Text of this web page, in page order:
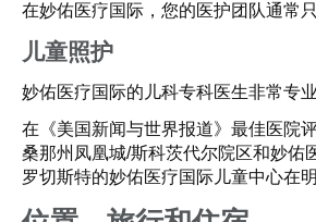
在妙佑医疗国际，您的医护团队通常
儿童照护
妙佑医疗国际的儿科专科医生非常专
在《美国新闻与世界报道》最佳医院
桑那州凤凰城/斯科茨代尔院区和妙佑
罗切斯特的妙佑医疗国际儿童中心在